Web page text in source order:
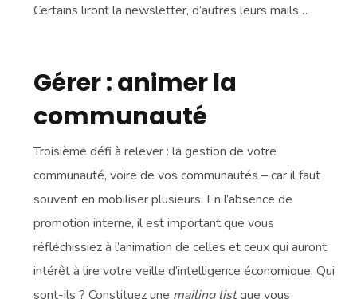
Certains liront la newsletter, d’autres leurs mails…
Gérer : animer la
communauté
Troisième défi à relever : la gestion de votre
communauté, voire de vos communautés – car il faut
souvent en mobiliser plusieurs. En l’absence de
promotion interne, il est important que vous
réfléchissiez à l’animation de celles et ceux qui auront
intérêt à lire votre veille d’intelligence économique. Qui
sont-ils ? Constituez une mailing listque vous